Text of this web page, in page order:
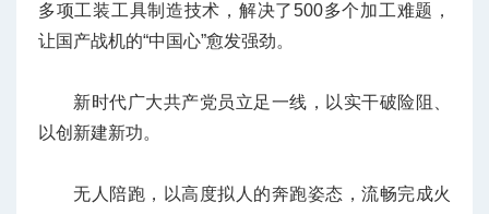
多项工装工具制造技术，解决了500多个加工难题，
让国产战机的“中国心”愈发强劲。
新时代广大共产党员立足一线，以实干破险阻、
以创新建新功。
无人陪跑，以高度拟人的奔跑姿态，流畅完成火